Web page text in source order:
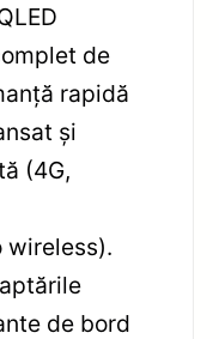
de
rapidă
și
(4G,
wireless).
de bord